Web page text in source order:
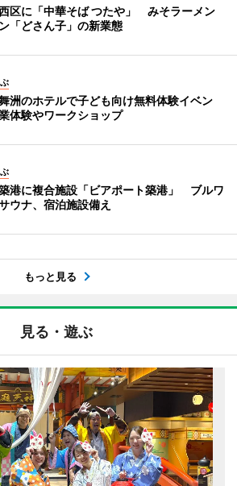
区に「中華そば つたや」 みそラーメン
「どさん子」の新業態
洲のホテルで子ども向け無料体験イベン
体験やワークショップ
港に複合施設「ビアポート築港」 ブルワ
ウナ、宿泊施設備え
もっと見る
見る・遊ぶ